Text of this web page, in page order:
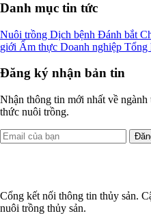
Danh mục tin tức
Nuôi trồng Dịch bệnh Đánh bắt
giới Ẩm thực Doanh nghiệp Tổng
Đăng ký nhận bản tin
Nhận thông tin mới nhất về
thức nuôi trồng.
Cổng kết nối thông tin thủy sản.
nuôi trồng thủy sản.